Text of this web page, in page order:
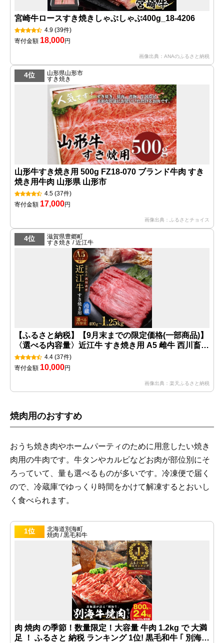
宮崎牛ロースすき焼きしゃぶしゃぶ400g_18-4206
4.9 (39件)
寄付金額 18,000円
画像出典：ANAのふるさと納税
4位
山形県山形市
すき焼き
山形牛すき焼き用 500g FZ18-070 ブランド牛肉 すき
焼き用牛肉 山形県 山形市
4.5 (37件)
寄付金額 17,000円
画像出典：ふるさとチョイス
4位
滋賀県豊郷町
すき焼き / 近江牛
【ふるさと納税】【9月末までの限定価格(一部商品)】
〈選べる内容量〉近江牛 すき焼き用 A5 雌牛 西川畜産
牛肉 黒毛和牛 すきやき すき焼き肉 すき焼き用 肉 お
肉 牛 和牛 ブランド牛 cp2509 お届け：繁忙期に限
4.4 (37件)
寄付金額 10,000円
画像出典：楽天ふるさと納税
焼肉用のおすすめ
おうち焼き肉やホームパーティのために用意したい焼き
肉用の牛肉です。牛タンやカルビなどお肉が部位別にそ
ろっていて、量も選べるものが多いです。冷凍便で届く
ので、冷蔵庫でゆっくり時間をかけて解凍するとおいし
く食べられます。
1位
北海道別海町
焼肉 / 黒毛和牛
肉 焼肉 の季節！数量限定！大容量 牛肉 1.2kg で 大満
足 ！ ふるさと 納税 ランキング 1位! 黒毛和牛 ｢ 別海